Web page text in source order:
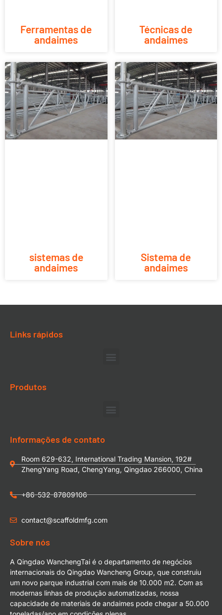
Ferramentas de
andaimes
Técnicas de
andaimes
sistemas de
andaimes
Sistema de
andaimes
Links rápidos
Produtos
Informações de contato
Room 629-632, International Trading Mansion, 192#
ZhengYang Road, ChengYang, Qingdao 266000, China
+86-532-87809106
contact@scaffoldmfg.com
Sobre nós
A Qingdao WanchengTai é o departamento de negócios
internacionais do Qingdao Wancheng Group, que construiu
um novo parque industrial com mais de 10.000 m2. Com as
modernas linhas de produção automatizadas, nossa
capacidade de materiais de andaimes pode chegar a 50.000